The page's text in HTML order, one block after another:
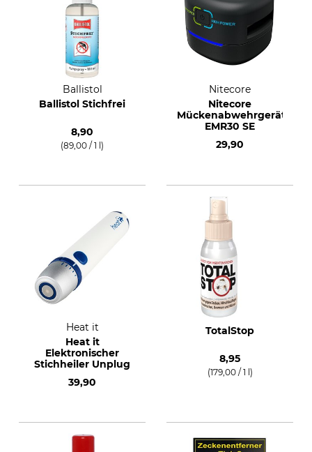
Ballistol
Ballistol Stichfrei
8,90
(89,00 / 1 l)
Nitecore
Nitecore
Mückenabwehrgerät
EMR30 SE
29,90
Heat it
Heat it
Elektronischer
Stichheiler Unplug
39,90
TotalStop
8,95
(179,00 / 1 l)